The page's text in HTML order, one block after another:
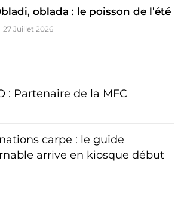
oblada : le poisson de l’été
27 Juillet 2026
: Partenaire de la MFC
carpe : le guide
arrive en kiosque début